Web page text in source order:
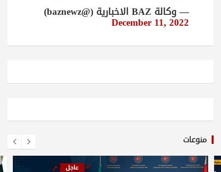
— وكالة BAZ الاخبارية (@baznewz)
December 11, 2022
منوعات